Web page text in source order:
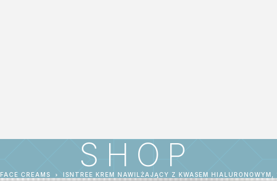
SHOP
FACE CREAMS ISNTREE KREM NAWILŻAJĄCY Z KWASEM HIALURONOWYM,